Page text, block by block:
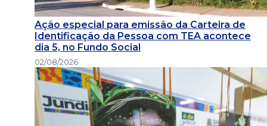
Ação especial para emissão da Carteira de
Identificação da Pessoa com TEA acontece
dia 5, no Fundo Social
02/08/2026